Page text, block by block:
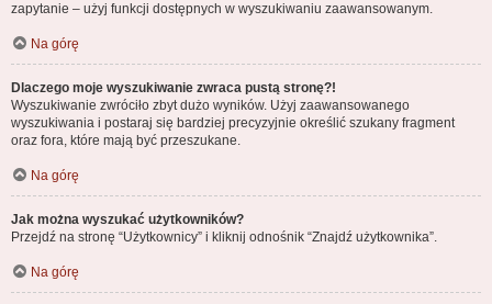
zapytanie – użyj funkcji dostępnych w wyszukiwaniu zaawansowanym.
Na górę
Dlaczego moje wyszukiwanie zwraca pustą stronę?!
Wyszukiwanie zwróciło zbyt dużo wyników. Użyj zaawansowanego
wyszukiwania i postaraj się bardziej precyzyjnie określić szukany fragment
oraz fora, które mają być przeszukane.
Na górę
Jak można wyszukać użytkowników?
Przejdź na stronę “Użytkownicy” i kliknij odnośnik “Znajdź użytkownika”.
Na górę